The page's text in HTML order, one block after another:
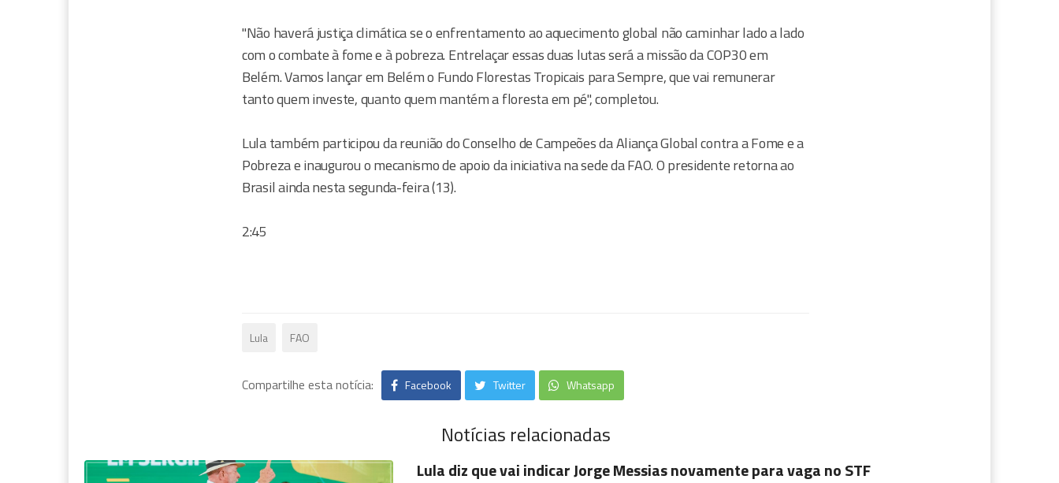
"Não haverá justiça climática se o enfrentamento ao aquecimento global não caminhar lado a lado
com o combate à fome e à pobreza. Entrelaçar essas duas lutas será a missão da COP30 em
Belém. Vamos lançar em Belém o Fundo Florestas Tropicais para Sempre, que vai remunerar
tanto quem investe, quanto quem mantém a floresta em pé", completou.
Lula também participou da reunião do Conselho de Campeões da Aliança Global contra a Fome e a
Pobreza e inaugurou o mecanismo de apoio da iniciativa na sede da FAO. O presidente retorna ao
Brasil ainda nesta segunda-feira (13).
2:45
Lula FAO
Compartilhe esta notícia: Facebook Twitter Whatsapp
Notícias relacionadas
Lula diz que vai indicar Jorge Messias novamente para vaga no STF